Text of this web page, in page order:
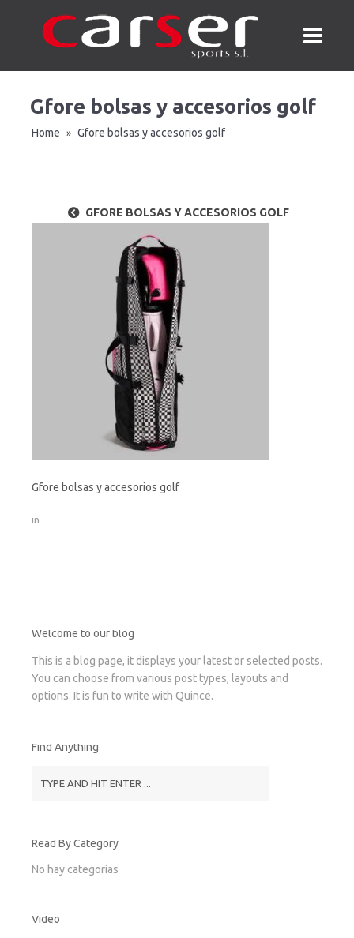
Gfore bolsas y accesorios golf
Home » Gfore bolsas y accesorios golf
GFORE BOLSAS Y ACCESORIOS GOLF
Gfore bolsas y accesorios golf
in
Welcome to our blog
This is a blog page, it displays your latest or selected posts.
You can choose from various post types, layouts and
options. It is fun to write with Quince.
Find Anything
Read By Category
No hay categorías
Video